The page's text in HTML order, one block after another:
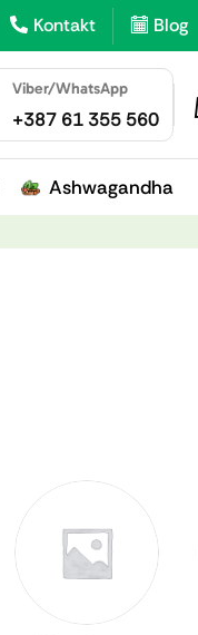
Kontakt Blog
Viber/WhatsApp
+387 61 355 560
Ashwagandha